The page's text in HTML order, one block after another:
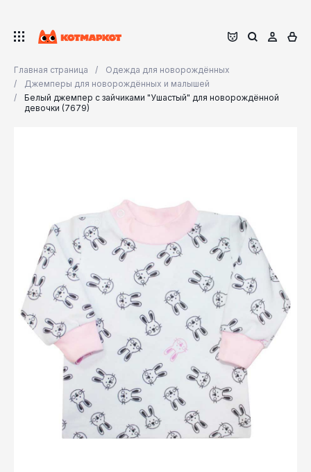
Главная страница
Одежда для новорождённых
Джемперы для новорождённых и малышей
Белый джемпер с зайчиками "Ушастый" для новорождённой
девочки (7679)